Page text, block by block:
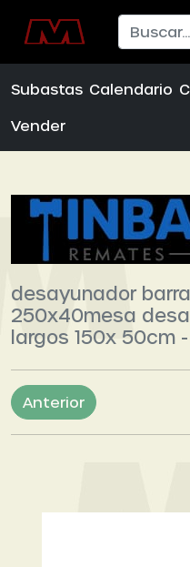
Subastas Calendario
Vender
desayunador
250x40mesa
largos 150x 50cm
Anterior